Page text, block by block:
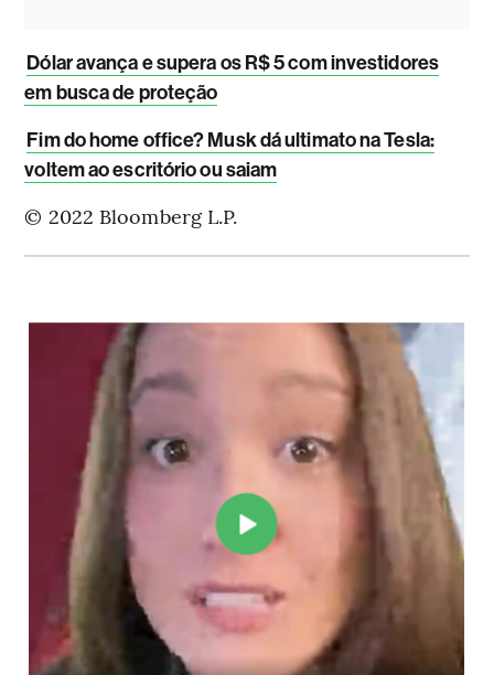
Dólar avança e supera os R$ 5 com investidores
em busca de proteção
Fim do home office? Musk dá ultimato na Tesla:
voltem ao escritório ou saiam
© 2022 Bloomberg L.P.